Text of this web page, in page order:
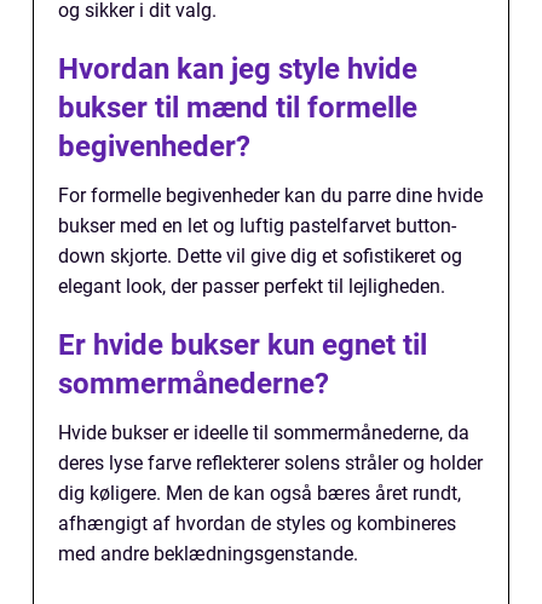
og sikker i dit valg.
Hvordan kan jeg style hvide
bukser til mænd til formelle
begivenheder?
For formelle begivenheder kan du parre dine hvide
bukser med en let og luftig pastelfarvet button-
down skjorte. Dette vil give dig et sofistikeret og
elegant look, der passer perfekt til lejligheden.
Er hvide bukser kun egnet til
sommermånederne?
Hvide bukser er ideelle til sommermånederne, da
deres lyse farve reflekterer solens stråler og holder
dig køligere. Men de kan også bæres året rundt,
afhængigt af hvordan de styles og kombineres
med andre beklædningsgenstande.